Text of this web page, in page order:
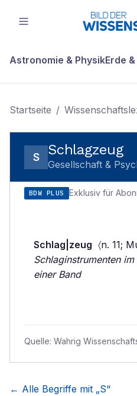
Astronomie & PhysikErde
Startseite /
S Schlagzeug
Gesellschaft &
BDW PLUS Exklusiv für
Schlag|zeug 〈n. 11;
Schlaginstrumenten
einer Band
Quelle: Wahrig
← Alle Begriffe mit „S“